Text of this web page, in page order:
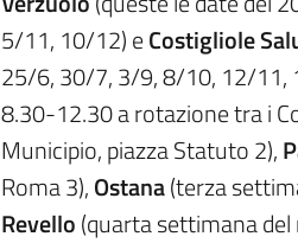
5/11, 10/12) eCostigliole
25/6, 30/7, 3/9, 8/10, 12/11,
8.30-12.30 a rotazione tra i
Municipio, piazza Statuto 2),
Roma 3),Ostana(terza
Revello(quarta settimana del